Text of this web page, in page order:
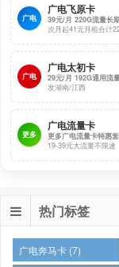
广电
广电飞原卡
39元/月 220G流量长
次月起41元月租合计
广电
广电太初卡
29元/月 192G通用流
发湖南/江西
更多
广电流量卡
更多广电流量卡特惠
19-39元大流量不限速
热门标签
广电奔马卡 (7)